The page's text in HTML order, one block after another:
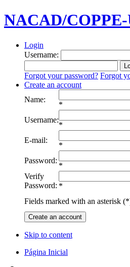
NACAD/
Login
Username:
Forgot your password? Forgot
Create an account
Name:
*
Username:
*
E-mail:
*
Password:
*
Verify
Password: *
Fields marked with an asterisk
Create an account
Skip to content
Página Inicial